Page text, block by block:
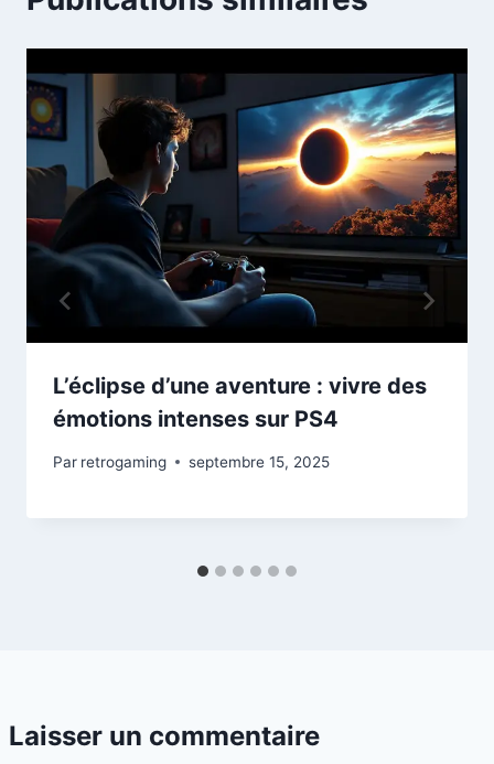
L’éclipse d’une aventure : vivre des
émotions intenses sur PS4
Par retrogaming septembre 15, 2025
Laisser un commentaire